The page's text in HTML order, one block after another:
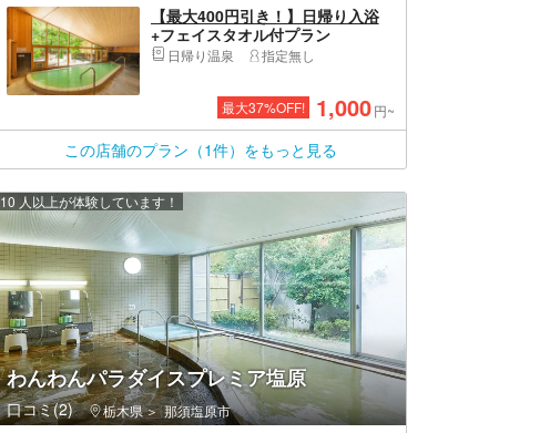
【最大400円引き！】日帰り入浴
+フェイスタオル付プラン
日帰り温泉 指定無し
最大37%OFF! 1,000円~
この店舗のプラン（1件）をもっと見る
わんわんパラダイスプレミア塩原
口コミ(2) 栃木県 那須塩原市
10 人以上が体験しています！